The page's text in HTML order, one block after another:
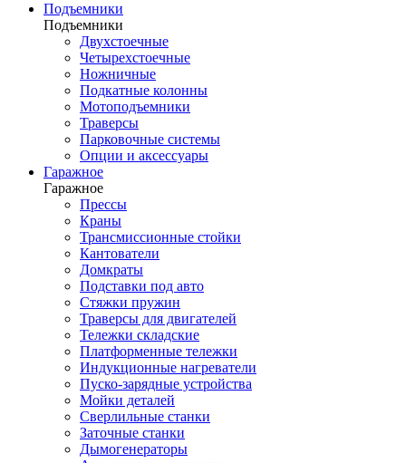
Подъемники
Подъемники
Двухстоечные
Четырехстоечные
Ножничные
Подкатные колонны
Мотоподъемники
Траверсы
Парковочные системы
Опции и аксессуары
Гаражное
Гаражное
Прессы
Краны
Трансмиссионные стойки
Кантователи
Домкраты
Подставки под авто
Стяжки пружин
Траверсы для двигателей
Тележки складские
Платформенные тележки
Индукционные нагреватели
Пуско-зарядные устройства
Мойки деталей
Сверлильные станки
Заточные станки
Дымогенераторы